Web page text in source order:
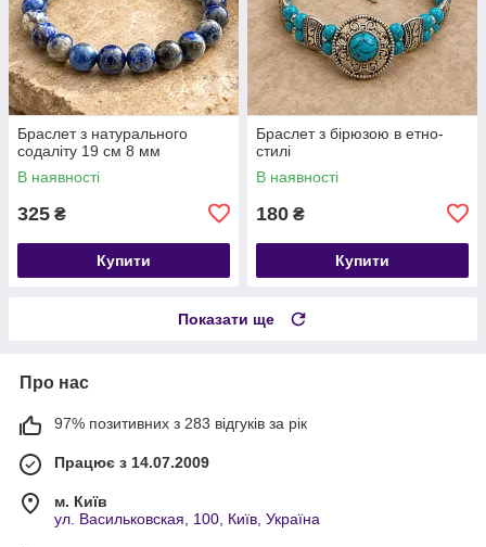
​​​​​​​Браслет з натурального
содаліту 19 см 8 мм
В наявності
325 ₴
Купити
Браслет з бірюзою в етно-
стилі
В наявності
180 ₴
Купити
Показати ще
Про нас
97% позитивних з 283 відгуків за рік
Працює з 14.07.2009
м. Київ
ул. Васильковская, 100, Київ, Україна